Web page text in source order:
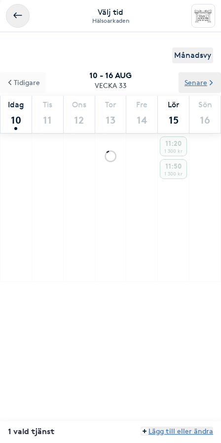
Välj tid
Hälsoarkaden
Månadsvy
10 - 16 AUG
VECKA 33
Idag
10
Tis
11
Ons
12
Tor
13
Fre
14
Lör
15
Sön
16
Tidigare Senare
11:20
1 300 kr
11:50
1 300 kr
1 vald tjänst Lägg till eller ändra